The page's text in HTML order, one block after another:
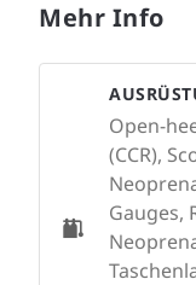
Mehr Info
Open-
(CCR),
Gauges,